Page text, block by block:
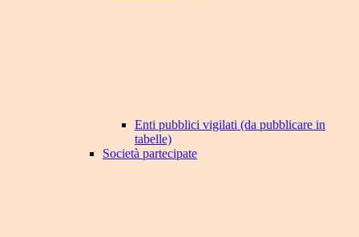
Enti pubblici vigilati (da pubblicare in
tabelle)
Società partecipate